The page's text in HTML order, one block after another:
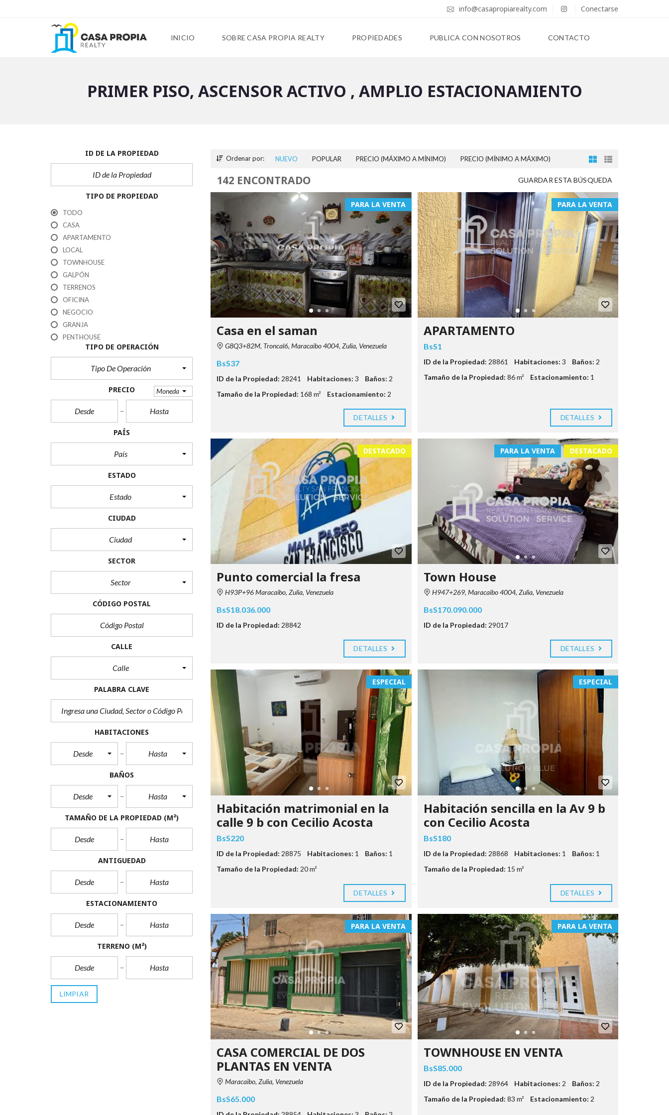
info@casapropiarealty.com Conectarse
INICIO SOBRE CASA PROPIA REALTY PROPIEDADES PUBLICA CON NOSOTROS CONTACTO
PRIMER PISO, ASCENSOR ACTIVO , AMPLIO ESTACIONAMIENTO
ID DE LA PROPIEDAD
TIPO DE PROPIEDAD
TODO
CASA
APARTAMENTO
LOCAL
TOWNHOUSE
GALPÓN
TERRENOS
OFICINA
NEGOCIO
GRANJA
PENTHOUSE
TIPO DE OPERACIÓN
Tipo De Operación
PRECIO Moneda
PAÍS
País
ESTADO
Estado
CIUDAD
Ciudad
SECTOR
Sector
CÓDIGO POSTAL
CALLE
Calle
PALABRA CLAVE
HABITACIONES
Desde Hasta
BAÑOS
Desde Hasta
TAMAÑO DE LA PROPIEDAD (M²)
ANTIGUEDAD
ESTACIONAMIENTO
TERRENO (M²)
LIMPIAR
Ordenar por: NUEVO POPULAR PRECIO (MÁXIMO A MÍNIMO) PRECIO (MÍNIMO A MÁXIMO)
GUARDAR ESTA BÚSQUEDA
142 ENCONTRADO
PARA LA VENTA
Casa en el saman
G8Q3+82M, Troncal6, Maracaibo 4004, Zulia, Venezuela
BsS37
ID de la Propiedad: 28241 Habitaciones: 3 Baños: 2
Tamaño de la Propiedad: 168 m² Estacionamiento: 2
DETALLES
PARA LA VENTA
APARTAMENTO
BsS1
ID de la Propiedad: 28861 Habitaciones: 3 Baños: 2
Tamaño de la Propiedad: 86 m² Estacionamiento: 1
DETALLES
DESTACADO
Punto comercial la fresa
H93P+96 Maracaibo, Zulia, Venezuela
BsS18.036.000
ID de la Propiedad: 28842
DETALLES
DESTACADO
PARA LA VENTA
Town House
H947+269, Maracaibo 4004, Zulia, Venezuela
BsS170.090.000
ID de la Propiedad: 29017
DETALLES
ESPECIAL
Habitación matrimonial en la
calle 9 b con Cecilio Acosta
BsS220
ID de la Propiedad: 28875 Habitaciones: 1 Baños: 1
Tamaño de la Propiedad: 20 m²
DETALLES
ESPECIAL
Habitación sencilla en la Av 9 b
con Cecilio Acosta
BsS180
ID de la Propiedad: 28868 Habitaciones: 1 Baños: 1
Tamaño de la Propiedad: 15 m²
DETALLES
PARA LA VENTA
CASA COMERCIAL DE DOS
PLANTAS EN VENTA
Maracaibo, Zulia, Venezuela
BsS65.000
PARA LA VENTA
TOWNHOUSE EN VENTA
BsS85.000
ID de la Propiedad: 28964 Habitaciones: 2 Baños: 2
Tamaño de la Propiedad: 83 m² Estacionamiento: 2